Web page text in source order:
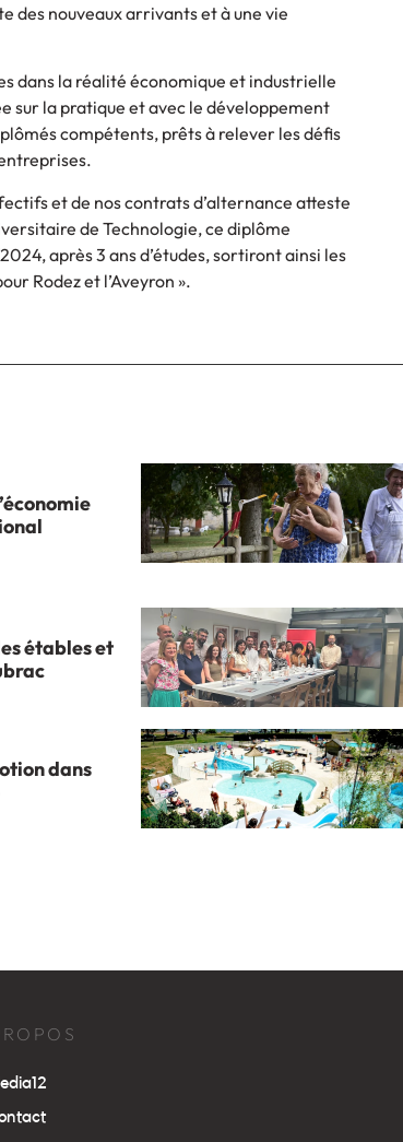
des nouveaux arrivants et à une vie
dans la réalité économique et industrielle
sur la pratique et avec le développement
compétents, prêts à relever les défis
et de nos contrats d’alternance atteste
de Technologie, ce diplôme
après 3 ans d’études, sortiront ainsi les
Rodez et l’Aveyron ».
étables et
dans